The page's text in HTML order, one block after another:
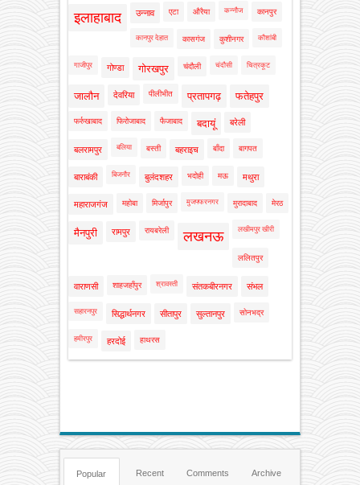
इलाहाबाद उन्नाव एटा औरैया कन्नौज कानपुर
कानपुर देहात कासगंज कुशीनगर कौशांबी
गाजीपुर गोण्डा गोरखपुर चंदौली चंदौसी चित्रकूट
जालौन देवरिया पीलीभीत प्रतापगढ़ फतेहपुर
फर्रुखाबाद फिरोजाबाद फैजाबाद बदायूं बरेली
बलरामपुर बलिया बस्ती बहराइच बाँदा बागपत
बाराबंकी बिजनौर बुलंदशहर भदोही मऊ मथुरा
महाराजगंज महोबा मिर्जापुर मुजफ्फरनगर मुरादाबाद मेरठ
मैनपुरी रामपुर रायबरेली लखनऊ लखीमपुर खीरी
ललितपुर
वाराणसी शाहजहाँपुर श्रावस्ती संतकबीरनगर संभल
सहारनपुर सिद्धार्थनगर सीतापुर सुल्तानपुर सोनभद्र
हमीरपुर हरदोई हाथरस
Popular Recent Comments Archive